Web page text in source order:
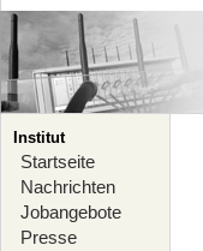
Institut
Startseite
Nachrichten
Jobangebote
Presse